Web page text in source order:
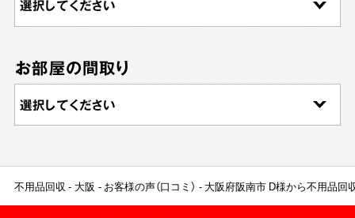
お部屋の間取り
不用品回収 大阪 お客様の声（口コミ） 大阪府阪南市 D様から不用品回